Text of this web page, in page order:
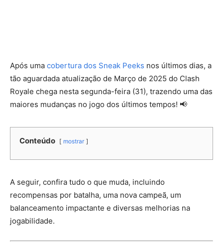
Após uma cobertura dos Sneak Peeks nos últimos dias, a
tão aguardada atualização de Março de 2025 do Clash
Royale chega nesta segunda-feira (31), trazendo uma das
maiores mudanças no jogo dos últimos tempos! 📢
Conteúdo mostrar
A seguir, confira tudo o que muda, incluindo
recompensas por batalha, uma nova campeã, um
balanceamento impactante e diversas melhorias na
jogabilidade.